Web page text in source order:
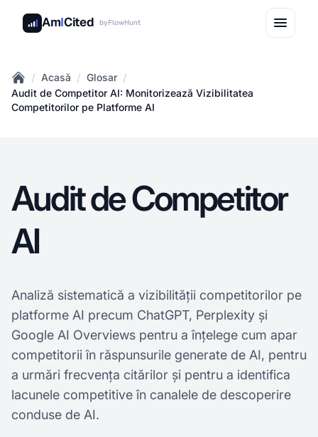
AmICited byFlowHunt
Home
/ Acasă / Glosar /
Audit de Competitor AI: Monitorizează Vizibilitatea
Competitorilor pe Platforme AI
Audit de Competitor
AI
Analiză sistematică a vizibilității competitorilor pe
platforme AI precum ChatGPT, Perplexity și
Google AI Overviews pentru a înțelege cum apar
competitorii în răspunsurile generate de AI, pentru
a urmări frecvența citărilor și pentru a identifica
lacunele competitive în canalele de descoperire
conduse de AI.